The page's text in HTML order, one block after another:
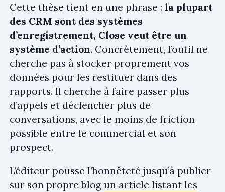
Cette thèse tient en une phrase : la plupart
des CRM sont des systèmes
d’enregistrement, Close veut être un
système d’action. Concrètement, l’outil ne
cherche pas à stocker proprement vos
données pour les restituer dans des
rapports. Il cherche à faire passer plus
d’appels et déclencher plus de
conversations, avec le moins de friction
possible entre le commercial et son
prospect.
L’éditeur pousse l’honnêteté jusqu’à publier
sur son propre blog un article listant les